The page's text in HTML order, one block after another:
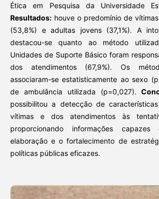
Ética em Pesquisa da Universidade
Resultados:houve o predomínio de
(53,8%) e adultas jovens (37,1%). A
destacou-se quanto ao método
Unidades de Suporte Básico foram
dos atendimentos (67,9%). Os
associaram-se estatisticamente ao sexo
de ambulância utilizada (p=0,027).
possibilitou a detecção de
vítimas e dos atendimentos às
proporcionando informações
elaboração e o fortalecimento de
políticas públicas eficazes.